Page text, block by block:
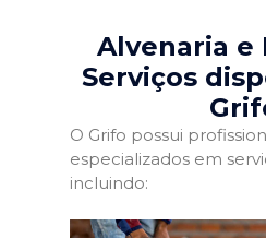
Alvenaria e
Serviços
O Grifo possui
especializados em
incluindo: